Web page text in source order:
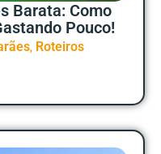
Barata: Como
Pouco!
, Roteiros